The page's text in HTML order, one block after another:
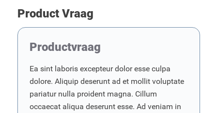
Product Vraag
Productvraag
Ea sint laboris excepteur dolor esse culpa
dolore. Aliquip deserunt ad et mollit voluptate
pariatur nulla proident magna. Cillum
occaecat aliqua deserunt esse. Ad veniam in